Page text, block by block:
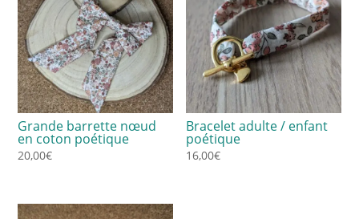
Grande barrette nœud
en coton poétique
20,00€
Bracelet adulte / enfant
poétique
16,00€